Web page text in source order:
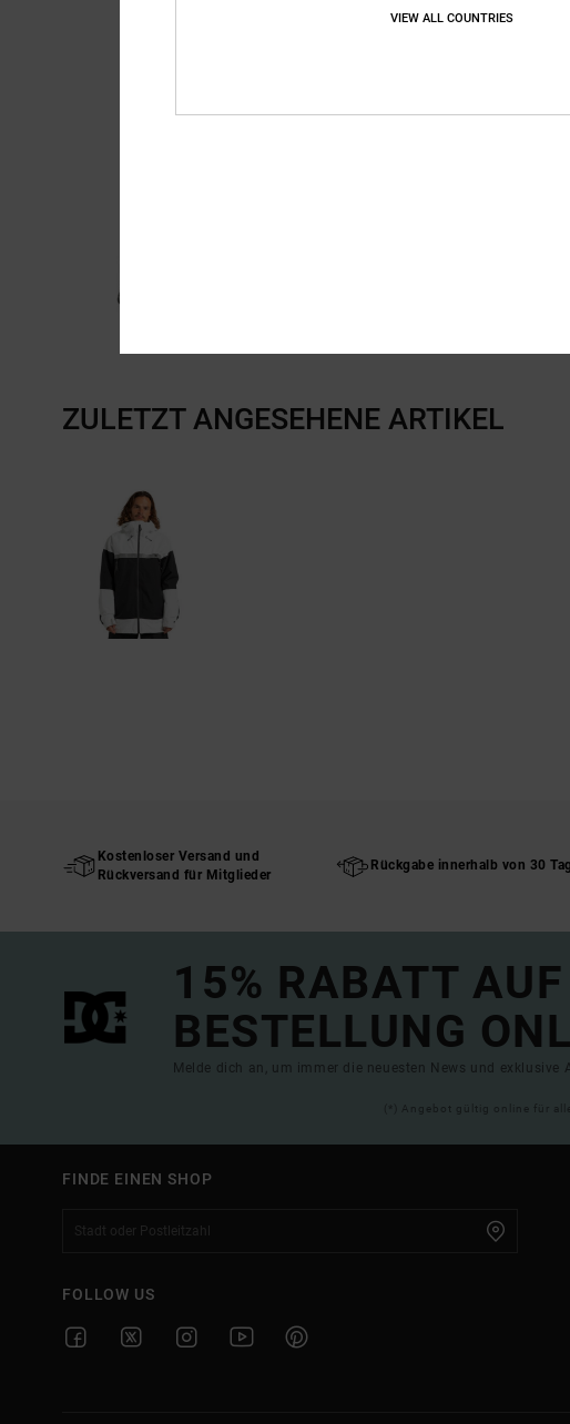
ZULETZT ANGESEHENE ARTIKEL
Kostenloser Versand und
Rückversand für Mitglieder
Rückgabe innerhalb von 30
15% RABATT
BESTELLUNG
Melde dich an, um immer die neuesten News und exklusive
(*) Angebot gültig online für
FINDE EINEN SHOP
FOLLOW US
VIEW ALL COUNTRIES